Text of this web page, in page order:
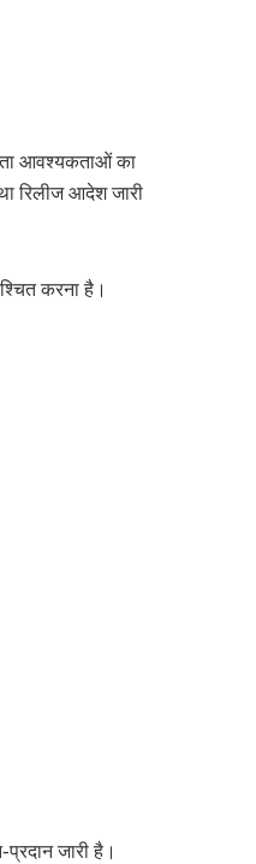
आवश्यकताओं का
रिलीज आदेश जारी
करना है।
जारी है।